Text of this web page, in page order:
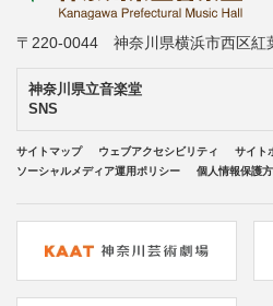
〒220-0044 神奈川県横浜市西区紅
神奈川県立音楽堂
SNS
サイトマップ ウェブアクセシビリティ
サイト
ソーシャルメディア運用ポリシー
個人情報保護